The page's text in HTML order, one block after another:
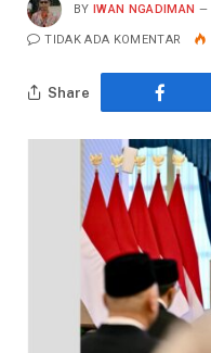
BY IWAN NGADIMAN
TIDAK ADA KOMENTAR
Share